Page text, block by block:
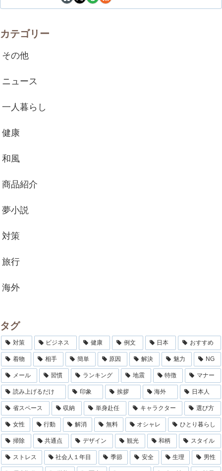
カテゴリー
その他
ニュース
一人暮らし
健康
和風
商品紹介
夢小説
対策
旅行
海外
タグ
対策 ビジネス 健康 例文 日本 おすすめ
着物 相手 簡単 原因 解決 魅力 NG
メール 習慣 ランキング 地震 特徴 マナー
読み上げるだけ 印象 挨拶 海外 日本人
省スペース 収納 単身赴任 キャラクター 選び方
女性 行動 解消 無料 オシャレ ひとり暮らし
掃除 共通点 デザイン 観光 和柄 スタイル
ストレス 社会人１年目 季節 安全 生理 男性